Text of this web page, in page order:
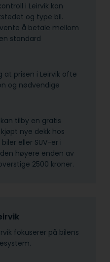
i Leirvik kan
og type bil.
å betale mellom
standard
at prisen i Leirvik ofte
og nødvendige
tilby en gratis
nye dekk hos
eller SUV-er i
høyere enden av
2500 kroner.
fokuserer på bilens